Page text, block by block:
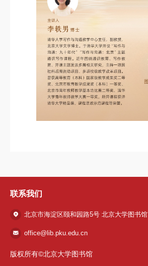
联系我们
北京市海淀区颐和园路5号 北京大学图书馆
office@lib.pku.edu.cn
版权所有©北京大学图书馆